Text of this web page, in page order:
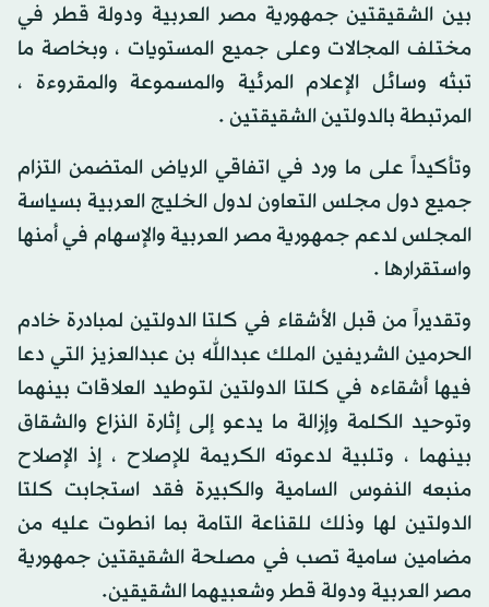
بين الشقيقتين جمهورية مصر العربية ودولة قطر في
مختلف المجالات وعلى جميع المستويات ، وبخاصة ما
تبثه وسائل الإعلام المرئية والمسموعة والمقروءة ،
المرتبطة بالدولتين الشقيقتين .
وتأكيداً على ما ورد في اتفاقي الرياض المتضمن التزام
جميع دول مجلس التعاون لدول الخليج العربية بسياسة
المجلس لدعم جمهورية مصر العربية والإسهام في أمنها
واستقرارها .
وتقديراً من قبل الأشقاء في كلتا الدولتين لمبادرة خادم
الحرمين الشريفين الملك عبدالله بن عبدالعزيز التي دعا
فيها أشقاءه في كلتا الدولتين لتوطيد العلاقات بينهما
وتوحيد الكلمة وإزالة ما يدعو إلى إثارة النزاع والشقاق
بينهما ، وتلبية لدعوته الكريمة للإصلاح ، إذ الإصلاح
منبعه النفوس السامية والكبيرة فقد استجابت كلتا
الدولتين لها وذلك للقناعة التامة بما انطوت عليه من
مضامين سامية تصب في مصلحة الشقيقتين جمهورية
مصر العربية ودولة قطر وشعبيهما الشقيقين.